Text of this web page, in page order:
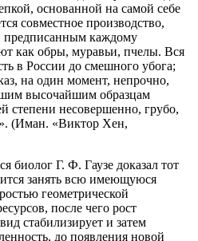
основанной на самой себе
совместное производство,
предписанным каждому
как обры, муравьи, пчелы. Вся
в России до смешного убога;
на один момент, непрочно,
высочайшим образцам
степени несовершенно, грубо,
(Иман. «Виктор Хен,
биолог Г. Ф. Гаузе доказал тот
занять всю имеющуюся
геометрической
после чего рост
стабилизирует и затем
до появления новой